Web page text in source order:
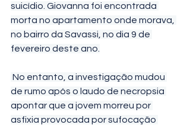
suicídio. Giovanna foi encontrada
morta no apartamento onde morava,
no bairro da Savassi, no dia 9 de
fevereiro deste ano.
de rumo após o laudo de necropsia
apontar que a jovem morreu por
asfixia provocada por sufocação